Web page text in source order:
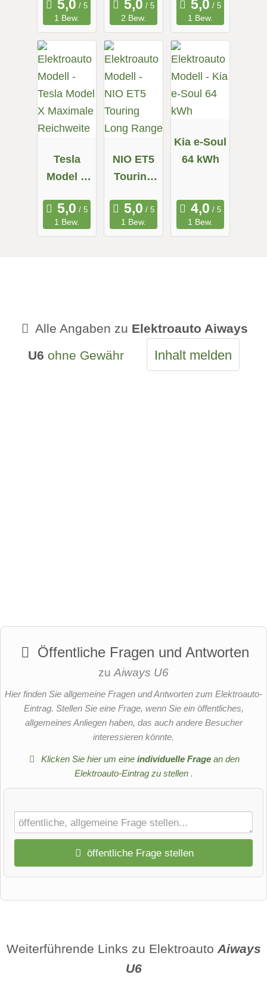
1 Bew.
Allrad
2 Bew. 1 Bew.
Tesla
Model X
Reichweit
e
1 Bew.
NIO ET5
Touring
Range
1 Bew.
Kia e-Soul
64 kWh
1 Bew.
Alle Angaben zu Elektroauto Aiways
U6 ohne Gewähr Inhalt melden
Öffentliche Fragen und Antworten
zu Aiways U6
Hier finden Sie allgemeine Fragen und Antworten zum Elektroauto-
Eintrag. Stellen Sie eine Frage, wenn Sie ein öffentliches,
allgemeines Anliegen haben, das auch andere Besucher
interessieren könnte.
Klicken Sie hier um eineindividuelle Frage an den
Elektroauto-Eintrag zu stellen .
öffentliche Frage stellen
Name
Weiterführende Links zu Elektroauto Aiways
U6